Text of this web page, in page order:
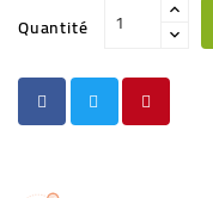
Quantité